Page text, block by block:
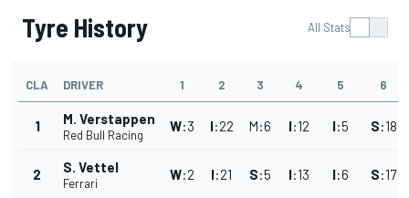
Tyre History All Stats
CLA DRIVER 1 2 3 4 5 6
1 M. Verstappen
Red Bull Racing
W:3 I:22 M:6 I:12 I:5 S:18
2 S. Vettel
Ferrari
W:2 I:21 S:5 I:13 I:6 S:17